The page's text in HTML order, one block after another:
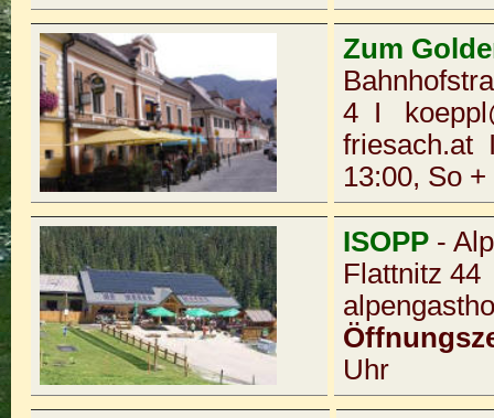
Zum
4 I
friesach.at
13:00, So
ISOPP -
Flattnitz
Uhr